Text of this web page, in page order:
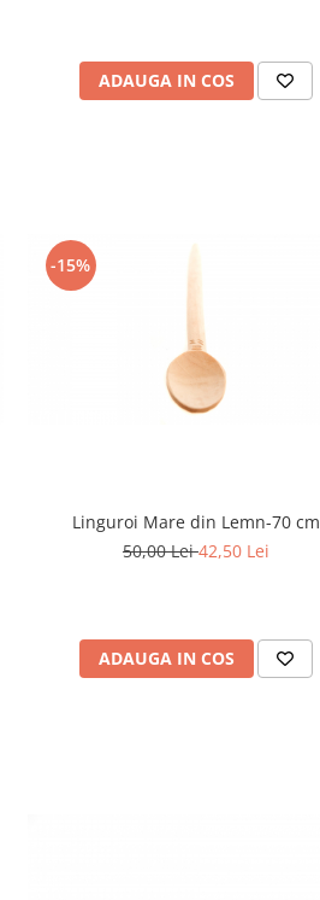
ADAUGA IN COS
-15%
Linguroi Mare din Lemn-70 cm
50,00 Lei42,50 Lei
ADAUGA IN COS